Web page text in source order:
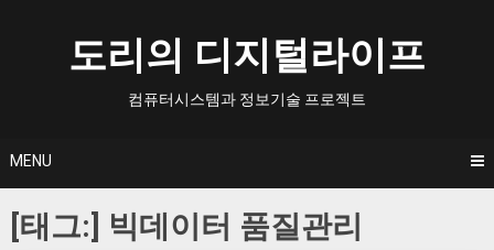
도리의 디지털라이프
컴퓨터시스템과 정보기술 프로젝트
MENU
[태그:] 빅데이터 품질관리